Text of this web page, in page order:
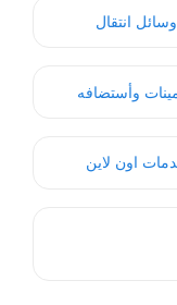
وسائل انتقال
وأستضافه
اون لاين